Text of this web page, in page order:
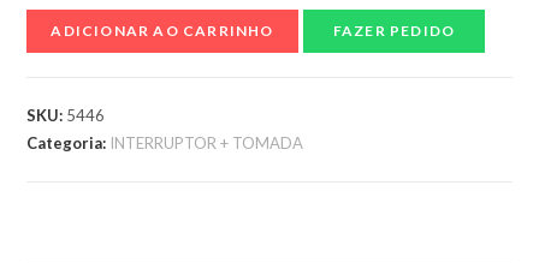
ADICIONAR AO CARRINHO FAZER PEDIDO
SKU: 5446
Categoria: INTERRUPTOR + TOMADA